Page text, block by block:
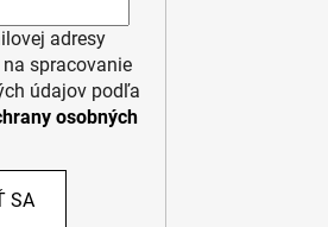
adresy
spracovanie
údajov podľa
osobných
SA